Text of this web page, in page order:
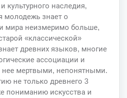
культурного наследия,
молодежь знает о
мира неизмеримо больше,
«классической»
древних языков, многие
ассоциации и
нее мертвыми, непонятными.
не только древнего 3
пониманию искусства и